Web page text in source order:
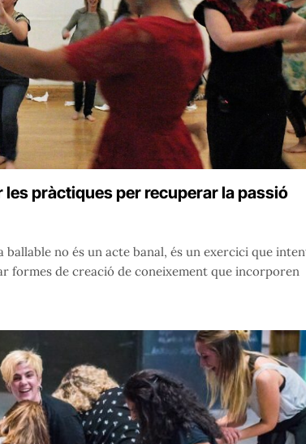
pràctiques per recuperar la passió
no és un acte banal, és un exercici que
formes de creació de coneixement que incorporen